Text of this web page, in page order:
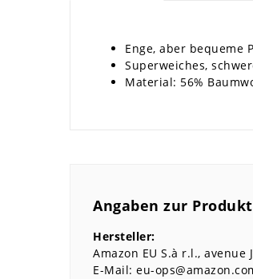
Enge, aber bequeme
Superweiches,
Material: 56%
Angaben zur
Hersteller:
Amazon EU S.à r.l. avenue
E-Mail: eu-